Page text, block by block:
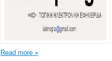
Read more »